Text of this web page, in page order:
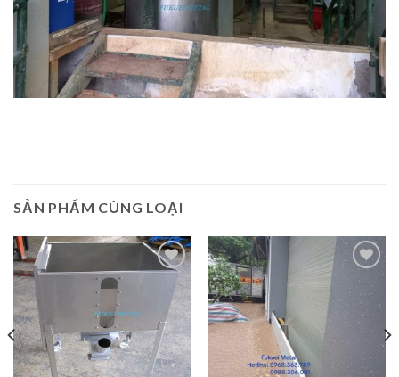
SẢN PHẨM CÙNG LOẠI
wishlist
Add
to
wishlist